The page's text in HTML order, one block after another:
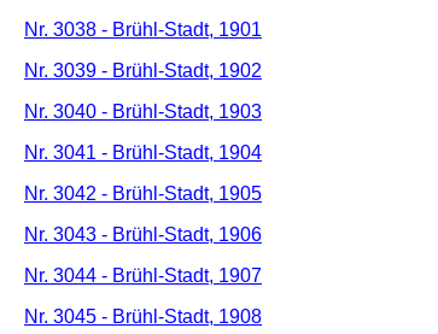
Nr. 3038 - Brühl-Stadt, 1901
Nr. 3039 - Brühl-Stadt, 1902
Nr. 3040 - Brühl-Stadt, 1903
Nr. 3041 - Brühl-Stadt, 1904
Nr. 3042 - Brühl-Stadt, 1905
Nr. 3043 - Brühl-Stadt, 1906
Nr. 3044 - Brühl-Stadt, 1907
Nr. 3045 - Brühl-Stadt, 1908